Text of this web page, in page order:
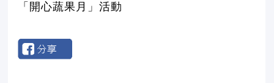
「開心蔬果月」活動